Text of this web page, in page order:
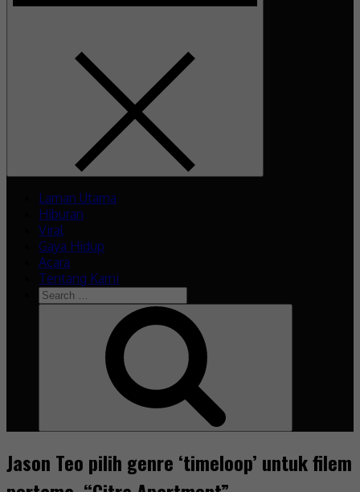
Laman Utama
Hiburan
Viral
Gaya Hidup
Acara
Tentang Kami
Search
for:
Jason Teo pilih genre ‘timeloop’ untuk filem